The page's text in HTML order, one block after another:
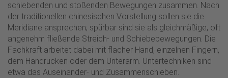
schiebenden und stoßenden Bewegungen zusammen. Nach
der traditionellen chinesischen Vorstellung sollen sie die
Meridiane ansprechen; spürbar sind sie als gleichmäßige, oft
angenehm fließende Streich- und Schiebebewegungen. Die
Fachkraft arbeitet dabei mit flacher Hand, einzelnen Fingern,
dem Handrücken oder dem Unterarm. Untertechniken sind
etwa das Auseinander- und Zusammenschieben.